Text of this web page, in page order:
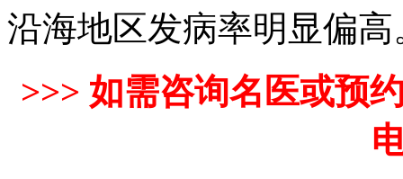
沿海地区发病率明显偏高
>>> 如需咨询名医或预